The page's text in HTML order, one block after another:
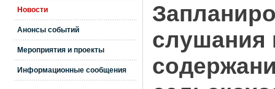
Новости
Анонсы событий
Мероприятия и проекты
Информационные сообщения
слушания